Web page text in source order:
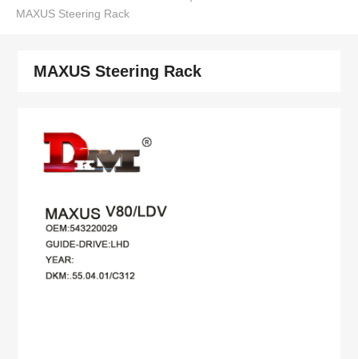
MAXUS Steering Rack
MAXUS Steering Rack